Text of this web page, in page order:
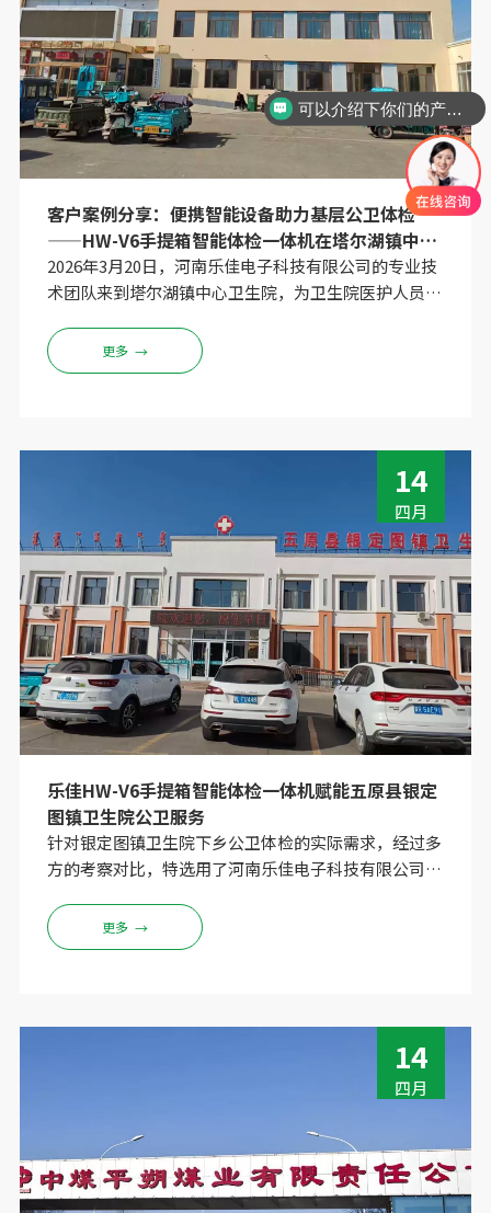
客户案例分享：便携智能设备助力基层公卫体检
——HW-V6手提箱智能体检一体机在塔尔湖镇中心
卫生院的应用
2026年3月20日，河南乐佳电子科技有限公司的专业技
术团队来到塔尔湖镇中心卫生院，为卫生院医护人员上
该设备以其创新性的手提箱式一体化设计，彻底改变了
传统体检设备“多台机器、多条线、多人操作”的繁琐
更多 →
14
四月
乐佳HW-V6手提箱智能体检一体机赋能五原县银定
图镇卫生院公卫服务
针对银定图镇卫生院下乡公卫体检的实际需求，经过多
方的考察对比，特选用了河南乐佳电子科技有限公司
卫生院的健康管理需求，也方便了下乡使用，乐佳派遣
专业张工程师和技术人员上门完成了设备安装调试和系
成化便携体检设备。
更多 →
14
四月
可以介绍下你们的产品么？